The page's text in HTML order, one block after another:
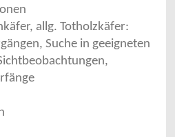
allg. Totholzkäfer:
Suche in geeigneten